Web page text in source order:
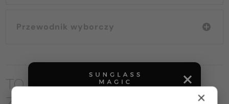
Przewodnik wyborczy
TO MOŻE CIĘ RÓWNIEŻ
×